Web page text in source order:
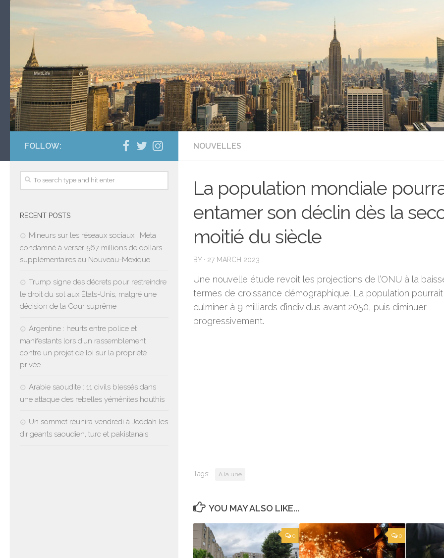
NOUVELLES
La population mondiale
entamer son déclin dès la
moitié du siècle
BY · 27 MARCH 2023
Une nouvelle étude revoit les projections de l’ONU à la
termes de croissance démographique. La population pourrait
culminer à 9 milliards d’individus avant 2050, puis diminuer
progressivement.
Tags: A la une
YOU MAY ALSO LIKE...
0 0
FOLLOW:
RECENT POSTS
Mineurs sur les réseaux sociaux : Meta
condamné à verser 567 millions de dollars
supplémentaires au Nouveau-Mexique
Trump signe des décrets pour restreindre
le droit du sol aux États-Unis, malgré une
décision de la Cour suprême
Argentine : heurts entre police et
manifestants lors d’un rassemblement
contre un projet de loi sur la propriété
privée
Arabie saoudite : 11 civils blessés dans
une attaque des rebelles yéménites houthis
Un sommet réunira vendredi à Jeddah les
dirigeants saoudien, turc et pakistanais